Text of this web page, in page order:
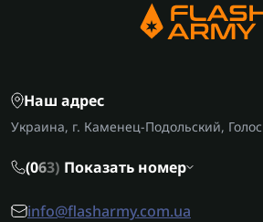
Наш адрес
Украина, г. Каменец-Подольский,
(063) Показать номер
info@flasharmy.com.ua